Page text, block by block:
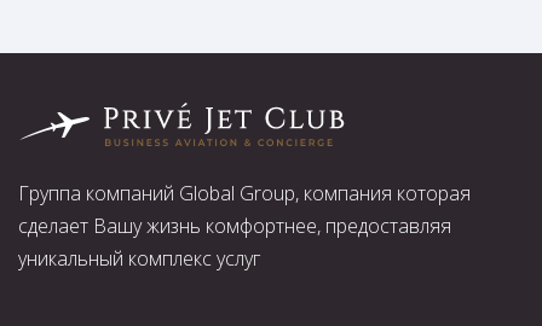
Группа компаний Global Group, компания которая
сделает Вашу жизнь комфортнее, предоставляя
уникальный комплекс услуг